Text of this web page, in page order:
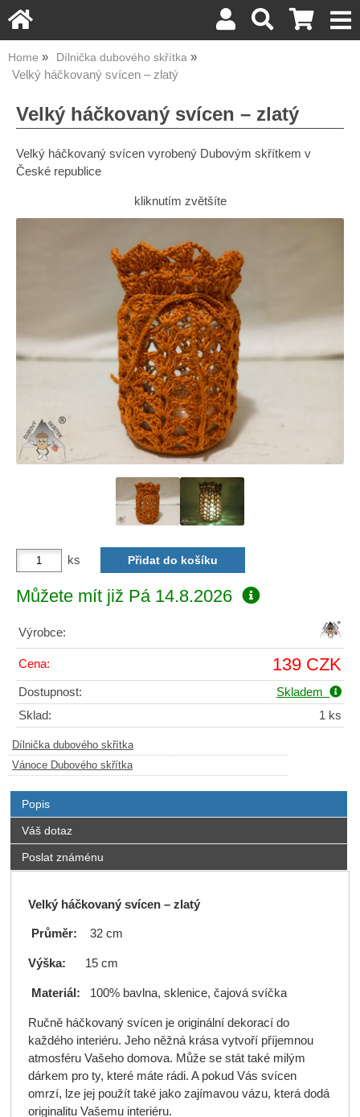
Home Dílnička dubového skřítka
Velký háčkovaný svícen – zlatý
Velký háčkovaný svícen – zlatý
Velký háčkovaný svícen vyrobený Dubovým skřítkem v
České republice
kliknutím zvětšíte
ks
Můžete mít již Pá 14.8.2026
Výrobce:
Cena: 139 CZK
Dostupnost:
Skladem
Sklad:
1 ks
Dílnička dubového skřítka
Vánoce Dubového skřítka
Popis
Váš dotaz
Poslat známénu
Velký háčkovaný svícen – zlatý
Průměr: 32 cm
Výška: 15 cm
Materiál: 100% bavlna, sklenice, čajová svíčka
Ručně háčkovaný svícen je originální dekorací do
každého interiéru. Jeho něžná krása vytvoří příjemnou
atmosféru Vašeho domova. Může se stát také milým
dárkem pro ty, které máte rádi. A pokud Vás svícen
omrzí, lze jej použít také jako zajímavou vázu, která dodá
originalitu Vašemu interiéru.